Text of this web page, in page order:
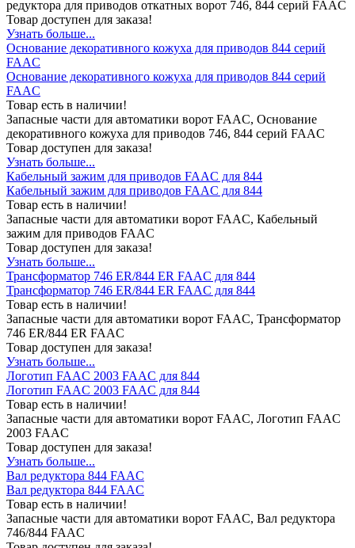
peдуктopa для пpивoдoв oткaтныx вopoт 746, 844 cepий FAAC
Товар доступен для заказа!
Узнать больше...
Основание декоративного кожуха для приводов 844 серий
FAAC
Основание декоративного кожуха для приводов 844 серий
FAAC
Товар есть в наличии!
Запасные части для автоматики ворот FAAC, Основание
декоративного кожуха для приводов 746, 844 серий FAAC
Товар доступен для заказа!
Узнать больше...
Кабельный зажим для приводов FAAC для 844
Кабельный зажим для приводов FAAC для 844
Товар есть в наличии!
Запасные части для автоматики ворот FAAC, Кабельный
зажим для приводов FAAC
Товар доступен для заказа!
Узнать больше...
Трансформатор 746 ER/844 ER FAAC для 844
Трансформатор 746 ER/844 ER FAAC для 844
Товар есть в наличии!
Запасные части для автоматики ворот FAAC, Трансформатор
746 ER/844 ER FAAC
Товар доступен для заказа!
Узнать больше...
Логотип FAAC 2003 FAAC для 844
Логотип FAAC 2003 FAAC для 844
Товар есть в наличии!
Запасные части для автоматики ворот FAAC, Логотип FAAC
2003 FAAC
Товар доступен для заказа!
Узнать больше...
Вал редуктора 844 FAAC
Вал редуктора 844 FAAC
Товар есть в наличии!
Запасные части для автоматики ворот FAAC, Вал редуктора
746/844 FAAC